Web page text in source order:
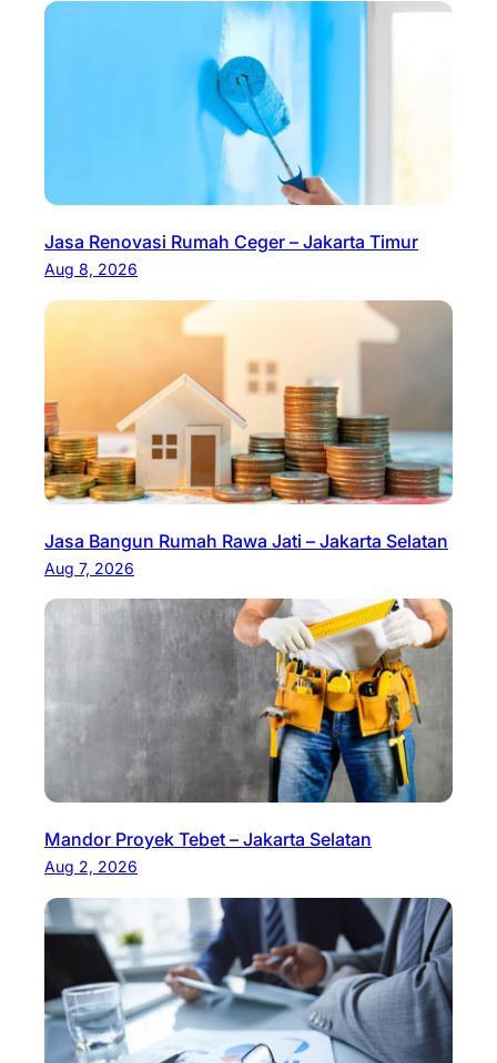
Jasa Renovasi Rumah Ceger – Jakarta Timur
Aug 8, 2026
Jasa Bangun Rumah Rawa Jati – Jakarta Selatan
Aug 7, 2026
Mandor Proyek Tebet – Jakarta Selatan
Aug 2, 2026